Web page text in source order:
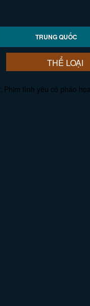
TRUNG QUỐC
THỂ LOẠI